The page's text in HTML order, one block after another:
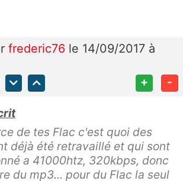
frederic76 le 14/09/2017 à
+ -
de tes Flac c'est quoi des
déjà été retravaillé et qui sont
a 41000htz, 320kbps, donc
du mp3... pour du Flac la seul